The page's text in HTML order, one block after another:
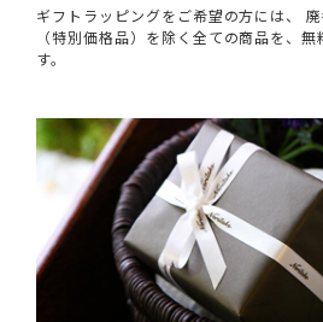
ギフトラッピングをご希望の方には、
（特別価格品）を除く全ての商品を、
す。